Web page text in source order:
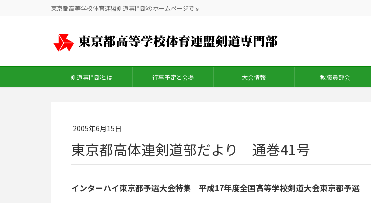
東京都高等学校体育連盟剣道専門部のホームページです
剣道専門部とは 行事予定と会場 大会情報 教職員部会
2005年6月15日
東京都高体連剣道部だより 通巻41号
インターハイ東京都予選大会特集 平成17年度全国高等学校剣道大会東京都予選